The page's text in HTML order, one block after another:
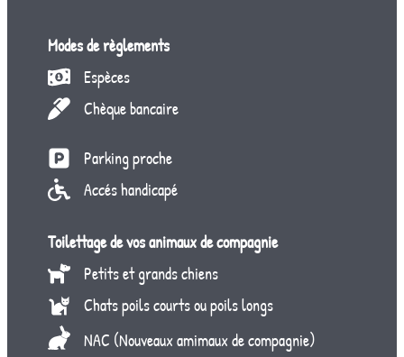
Modes de règlements
Espèces
Chèque bancaire
Parking proche
Accés handicapé
Toilettage de vos animaux de compagnie
Petits et grands chiens
Chats poils courts ou poils longs
NAC (Nouveaux amimaux de compagnie)